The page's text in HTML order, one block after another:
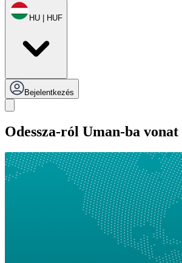
HU | HUF
Bejelentkezés
Odessza-ról Uman-ba vonat